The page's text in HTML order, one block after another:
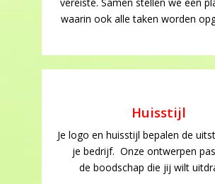
waarin ook alle taken worden
Huisstijl
Je logo en huisstijl bepalen de
je bedrijf. Onze ontwerpen
de boodschap die jij wilt